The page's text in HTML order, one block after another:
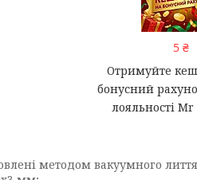
5 ₴
Отримуйте
бонусний
лояльності
методом вакуумного